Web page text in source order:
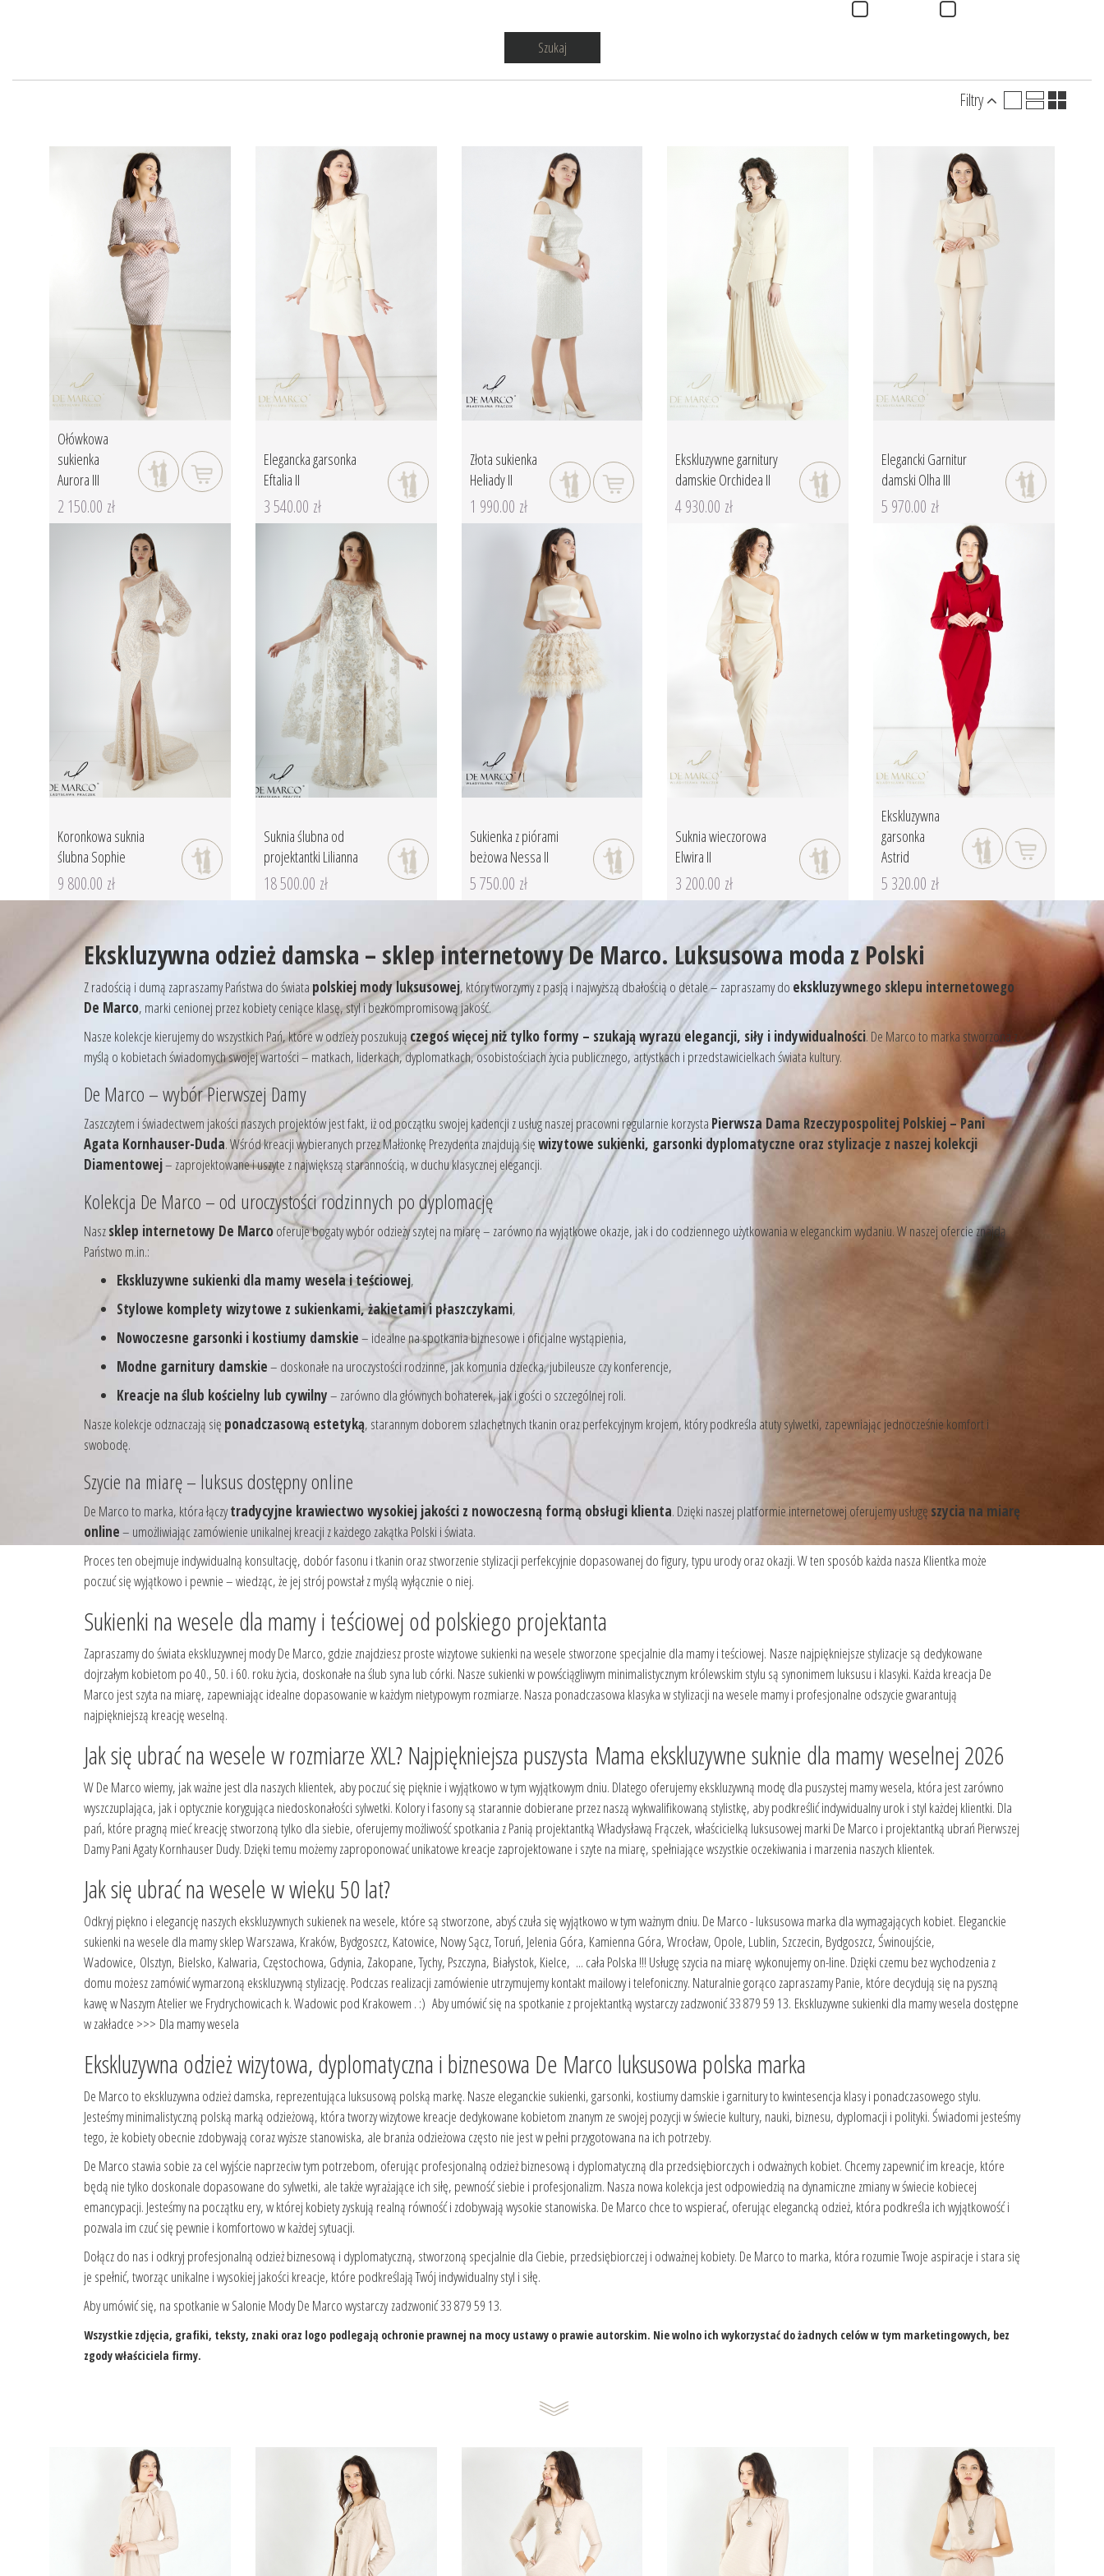
Szukaj
Filtry
Ołówkowa
sukienka
Aurora III
2 150.00 zł
Elegancka garsonka
Eftalia II
3 540.00 zł
Złota sukienka
Heliady II
1 990.00 zł
Ekskluzywne garnitury
damskie Orchidea II
4 930.00 zł
Elegancki Garnitur
damski Olha III
5 970.00 zł
Koronkowa suknia
ślubna Sophie
9 800.00 zł
Suknia ślubna od
projektantki Lilianna
18 500.00 zł
Sukienka z piórami
beżowa Nessa II
5 750.00 zł
Suknia wieczorowa
Elwira II
3 200.00 zł
Ekskluzywna
garsonka
Astrid
5 320.00 zł
Ekskluzywna odzież damska – sklep internetowy De Marco. Luksusowa moda z Polski
Z radością i dumą zapraszamy Państwa do świata polskiej mody luksusowej, który tworzymy z pasją i najwyższą dbałością o detale – zapraszamy do ekskluzywnego sklepu internetowego
De Marco, marki cenionej przez kobiety ceniące klasę, styl i bezkompromisową jakość.
Nasze kolekcje kierujemy do wszystkich Pań, które w odzieży poszukują czegoś więcej niż tylko formy – szukają wyrazu elegancji, siły i indywidualności. De Marco to marka stworzona z
myślą o kobietach świadomych swojej wartości – matkach, liderkach, dyplomatkach, osobistościach życia publicznego, artystkach i przedstawicielkach świata kultury.
De Marco – wybór Pierwszej Damy
Zaszczytem i świadectwem jakości naszych projektów jest fakt, iż od początku swojej kadencji z usług naszej pracowni regularnie korzysta Pierwsza Dama Rzeczypospolitej Polskiej – Pani
Agata Kornhauser-Duda. Wśród kreacji wybieranych przez Małżonkę Prezydenta znajdują sięwizytowe sukienki, garsonki dyplomatyczne oraz stylizacje z naszej kolekcji
Diamentowej– zaprojektowane i uszyte z największą starannością, w duchu klasycznej elegancji.
Kolekcja De Marco – od uroczystości rodzinnych po dyplomację
Naszsklep internetowy De Marcooferuje bogaty wybór odzieży szytej na miarę – zarówno na wyjątkowe okazje, jak i do codziennego użytkowania w eleganckim wydaniu. W naszej ofercie znajdą
Państwo m.in.:
Ekskluzywne sukienki dla mamy wesela i teściowej,
Stylowe komplety wizytowe z sukienkami, żakietami i płaszczykami,
Nowoczesne garsonki i kostiumy damskie– idealne na spotkania biznesowe i oficjalne wystąpienia,
Modne garnitury damskie– doskonałe na uroczystości rodzinne, jak komunia dziecka, jubileusze czy konferencje,
Kreacje na ślub kościelny lub cywilny– zarówno dla głównych bohaterek, jak i gości o szczególnej roli.
Nasze kolekcje odznaczają się ponadczasową estetyką, starannym doborem szlachetnych tkanin oraz perfekcyjnym krojem, który podkreśla atuty sylwetki, zapewniając jednocześnie komfort i
swobodę.
Szycie na miarę – luksus dostępny online
De Marco to marka, która łączytradycyjne krawiectwo wysokiej jakości z nowoczesną formą obsługi klienta. Dzięki naszej platformie internetowej oferujemy usługę szycia na miarę
online– umożliwiając zamówienie unikalnej kreacji z każdego zakątka Polski i świata.
Proces ten obejmuje indywidualną konsultację, dobór fasonu i tkanin oraz stworzenie stylizacji perfekcyjnie dopasowanej do figury, typu urody oraz okazji. W ten sposób każda nasza Klientka może
poczuć się wyjątkowo i pewnie – wiedząc, że jej strój powstał z myślą wyłącznie o niej.
Sukienki na wesele dla mamy i teściowej od polskiego projektanta
Zapraszamy do świata ekskluzywnej mody De Marco, gdzie znajdziesz proste wizytowe sukienki na wesele stworzone specjalnie dla mamy i teściowej. Nasze najpiękniejsze stylizacje są dedykowane
dojrzałym kobietom po 40., 50. i 60. roku życia, doskonałe na ślub syna lub córki. Nasze sukienki w powściągliwym minimalistycznym królewskim stylu są synonimem luksusu i klasyki. Każda kreacja De
Marco jest szyta na miarę, zapewniając idealne dopasowanie w każdym nietypowym rozmiarze. Nasza ponadczasowa klasyka w stylizacji na wesele mamy i profesjonalne odszycie gwarantują
najpiękniejszą kreację weselną.
Jak się ubrać na wesele w rozmiarze XXL? Najpiękniejsza puszysta Mama ekskluzywne suknie dla mamy weselnej 2026
W De Marco wiemy, jak ważne jest dla naszych klientek, aby poczuć się pięknie i wyjątkowo w tym wyjątkowym dniu. Dlatego oferujemy ekskluzywną modę dla puszystej mamy wesela, która jest zarówno
wyszczuplająca, jak i optycznie korygująca niedoskonałości sylwetki. Kolory i fasony są starannie dobierane przez naszą wykwalifikowaną stylistkę, aby podkreślić indywidualny urok i styl każdej klientki. Dla
pań, które pragną mieć kreację stworzoną tylko dla siebie, oferujemy możliwość spotkania z Panią projektantką Władysławą Frączek, właścicielką luksusowej marki De Marco i projektantką ubrań Pierwszej
Damy Pani Agaty Kornhauser Dudy. Dzięki temu możemy zaproponować unikatowe kreacje zaprojektowane i szyte na miarę, spełniające wszystkie oczekiwania i marzenia naszych klientek.
Jak się ubrać na wesele w wieku 50 lat?
Odkryj piękno i elegancję naszych ekskluzywnych sukienek na wesele, które są stworzone, abyś czuła się wyjątkowo w tym ważnym dniu. De Marco - luksusowa marka dla wymagających kobiet. Eleganckie
sukienki na wesele dla mamy sklep Warszawa, Kraków, Bydgoszcz, Katowice, Nowy Sącz, Toruń, Jelenia Góra, Kamienna Góra, Wrocław, Opole, Lublin, Szczecin, Bydgoszcz, Świnoujście,
Wadowice, Olsztyn, Bielsko, Kalwaria, Częstochowa, Gdynia, Zakopane, Tychy, Pszczyna, Białystok, Kielce, ... cała Polska !!! Usługę szycia na miarę wykonujemy on-line. Dzięki czemu bez wychodzenia z
domu możesz zamówić wymarzoną ekskluzywną stylizację. Podczas realizacji zamówienie utrzymujemy kontakt mailowy i telefoniczny. Naturalnie gorąco zapraszamy Panie, które decydują się na pyszną
kawę w Naszym Atelier we Frydrychowicach k. Wadowic pod Krakowem . :) Aby umówić się na spotkanie z projektantką wystarczy zadzwonić 33 879 59 13. Ekskluzywne sukienki dla mamy wesela dostępne
w zakładce >>> Dla mamy wesela
Ekskluzywna odzież wizytowa, dyplomatyczna i biznesowa De Marco luksusowa polska marka
De Marco to ekskluzywna odzież damska, reprezentująca luksusową polską markę. Nasze eleganckie sukienki, garsonki, kostiumy damskie i garnitury to kwintesencja klasy i ponadczasowego stylu.
Jesteśmy minimalistyczną polską marką odzieżową, która tworzy wizytowe kreacje dedykowane kobietom znanym ze swojej pozycji w świecie kultury, nauki, biznesu, dyplomacji i polityki. Świadomi jesteśmy
tego, że kobiety obecnie zdobywają coraz wyższe stanowiska, ale branża odzieżowa często nie jest w pełni przygotowana na ich potrzeby.
De Marco stawia sobie za cel wyjście naprzeciw tym potrzebom, oferując profesjonalną odzież biznesową i dyplomatyczną dla przedsiębiorczych i odważnych kobiet. Chcemy zapewnić im kreacje, które
będą nie tylko doskonale dopasowane do sylwetki, ale także wyrażające ich siłę, pewność siebie i profesjonalizm. Nasza nowa kolekcja jest odpowiedzią na dynamiczne zmiany w świecie kobiecej
emancypacji. Jesteśmy na początku ery, w której kobiety zyskują realną równość i zdobywają wysokie stanowiska. De Marco chce to wspierać, oferując elegancką odzież, która podkreśla ich wyjątkowość i
pozwala im czuć się pewnie i komfortowo w każdej sytuacji.
Dołącz do nas i odkryj profesjonalną odzież biznesową i dyplomatyczną, stworzoną specjalnie dla Ciebie, przedsiębiorczej i odważnej kobiety. De Marco to marka, która rozumie Twoje aspiracje i stara się
je spełnić, tworząc unikalne i wysokiej jakości kreacje, które podkreślają Twój indywidualny styl i siłę.
Aby umówić się, na spotkanie w Salonie Mody De Marco wystarczy zadzwonić 33 879 59 13.
Wszystkie zdjęcia, grafiki, teksty, znaki oraz logo podlegają ochronie prawnej na mocy ustawy o prawie autorskim. Nie wolno ich wykorzystać do żadnych celów w tym marketingowych, bez
zgody właściciela firmy.